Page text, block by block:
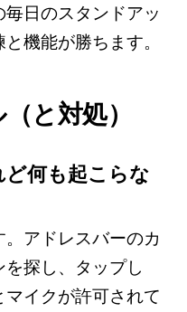
日のスタンドアッ
機能が勝ちます。
と対処）
ど何も起こらな
アドレスバーのカ
探し、タップし
イクが許可されて